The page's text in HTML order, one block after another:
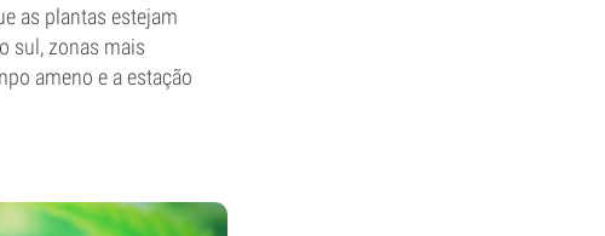
as plantas estejam
sul, zonas mais
ameno e a estação